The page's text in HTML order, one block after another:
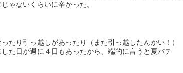
ゃないくらいに辛かった。
たり引っ越しがあったり（また引っ越したんかい！）
た日が週に４日もあったから、端的に言うと夏バテ